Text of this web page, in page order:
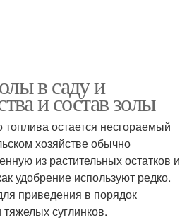
в саду и
и состав золы
остается несгораемый
хозяйстве обычно
из растительных остатков и
удобрение используют редко.
приведения в порядок
суглинков.